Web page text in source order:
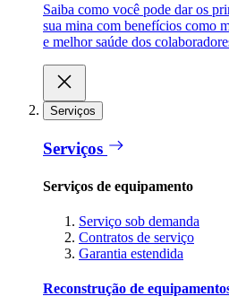
Saiba como você pode dar os
sua mina com benefícios como
e melhor saúde dos
Serviços
Serviços
Serviços de equipamento
Serviço sob demanda
Contratos de serviço
Garantia estendida
Reconstrução de